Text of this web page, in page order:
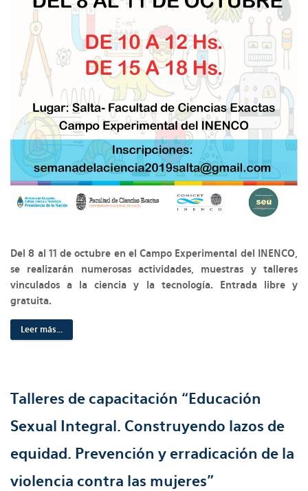
Del 8 al 11 de octubre en el Campo Experimental del INENCO,
se realizarán numerosas actividades, muestras y talleres
vinculados a la ciencia y la tecnología. Entrada libre y
gratuita.
Leer más...
Talleres de capacitación “Educación
Sexual Integral. Construyendo lazos de
equidad. Prevención y erradicación de la
violencia contra las mujeres”